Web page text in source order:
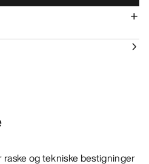
og tekniske bestigninger